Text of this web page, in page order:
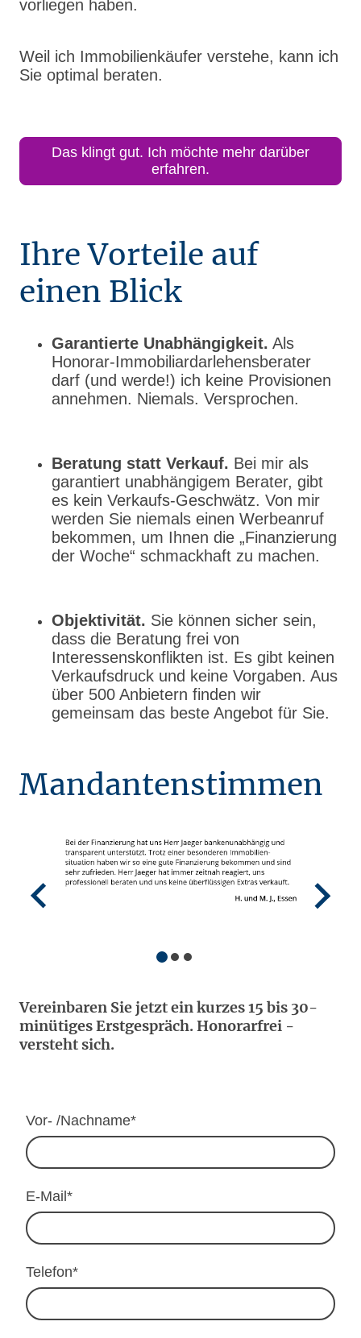
vorliegen haben.
Weil ich Immobilienkäufer verstehe, kann ich
Sie optimal beraten.
Das klingt gut. Ich möchte mehr darüber
erfahren.
Ihre Vorteile auf
einen Blick
Garantierte Unabhängigkeit. Als
Honorar-Immobiliardarlehensberater
darf (und werde!) ich keine Provisionen
annehmen. Niemals. Versprochen.
Beratung statt Verkauf. Bei mir als
garantiert unabhängigem Berater, gibt
es kein Verkaufs-Geschwätz. Von mir
werden Sie niemals einen Werbeanruf
bekommen, um Ihnen die „Finanzierung
der Woche“ schmackhaft zu machen.
Objektivität. Sie können sicher sein,
dass die Beratung frei von
Interessenskonflikten ist. Es gibt keinen
Verkaufsdruck und keine Vorgaben. Aus
über 500 Anbietern finden wir
gemeinsam das beste Angebot für Sie.
Mandantenstimmen
Vereinbaren Sie jetzt ein kurzes 15 bis 30-
minütiges Erstgespräch. Honorarfrei -
versteht sich.
Vor- /Nachname*
E-Mail*
Telefon*